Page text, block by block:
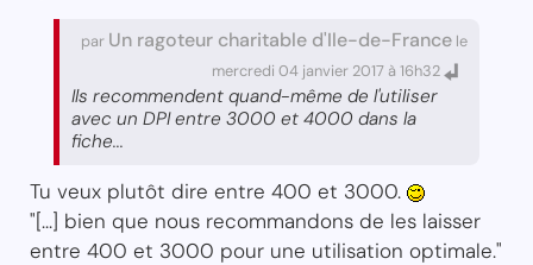
par Un ragoteur charitable d'Ile-de-France le
mercredi 04 janvier 2017 à 16h32
Ils recommendent quand-même de l'utiliser
avec un DPI entre 3000 et 4000 dans la
fiche...
Tu veux plutôt dire entre 400 et 3000.
"[...] bien que nous recommandons de les laisser
entre 400 et 3000 pour une utilisation optimale."